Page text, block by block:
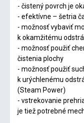
- čistený povrch je
- efektívne – šetria
- možnosť vybaviť
k okamžitému
- možnosť použiť
čistenia plochy
- možnosť použiť
k urýchlenému
(Steam Power)
- vstrekovanie
je tiež potrebné